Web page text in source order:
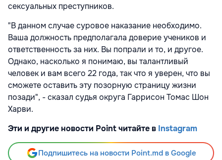
сексуальных преступников.
"В данном случае суровое наказание необходимо.
Ваша должность предполагала доверие учеников и
ответственность за них. Вы попрали и то, и другое.
Однако, насколько я понимаю, вы талантливый
человек и вам всего 22 года, так что я уверен, что вы
сможете оставить эту позорную страницу жизни
позади", - сказал судья округа Гаррисон Томас Шон
Харви.
Эти и другие новости Point читайте в Instagram
Подпишитесь на новости Point.md в Google